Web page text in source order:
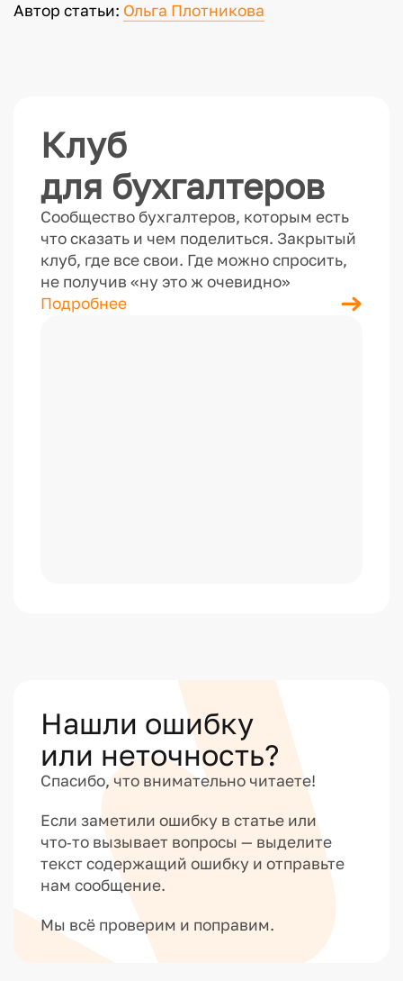
Автор статьи: Ольга Плотникова
Клуб
для бухгалтеров
Сообщество бухгалтеров, которым есть
что сказать и чем поделиться. Закрытый
клуб, где все свои. Где можно спросить,
не получив «ну это ж очевидно»
Подробнее
Нашли ошибку
или неточность?
Спасибо, что внимательно читаете!
Если заметили ошибку в статье или
что‑то вызывает вопросы — выделите
текст содержащий ошибку и отправьте
нам сообщение.
Мы всё проверим и поправим.